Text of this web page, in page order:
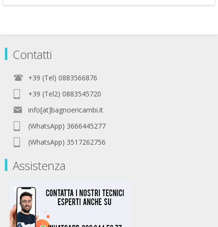
Contatti
+39 (Tel) 0883566876
+39 (Tel2) 0883545720
info[at]bagnoericambi.it
(WhatsApp) 3666445277
(WhatsApp) 3517262756
Assistenza